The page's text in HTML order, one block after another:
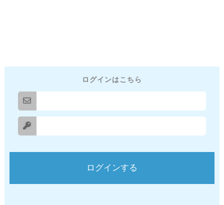
ログインはこちら